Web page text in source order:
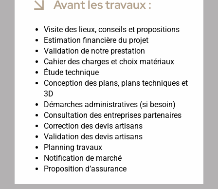
Avant les travaux :
Visite des lieux, conseils et propositions
Estimation financière du projet
Validation de notre prestation
Cahier des charges et choix matériaux
Étude technique
Conception des plans, plans techniques et
3D
Démarches administratives (si besoin)
Consultation des entreprises partenaires
Correction des devis artisans
Validation des devis artisans
Planning travaux
Notification de marché
Proposition d’assurance